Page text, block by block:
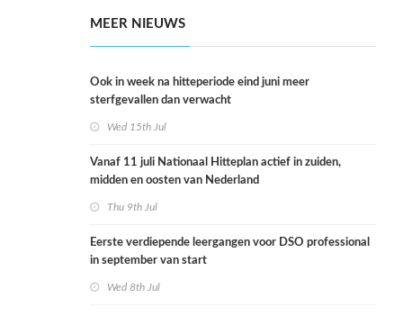
MEER NIEUWS
Ook in week na hitteperiode eind juni meer
sterfgevallen dan verwacht
Wed 15th Jul
Vanaf 11 juli Nationaal Hitteplan actief in zuiden,
midden en oosten van Nederland
Thu 9th Jul
Eerste verdiepende leergangen voor DSO professional
in september van start
Wed 8th Jul